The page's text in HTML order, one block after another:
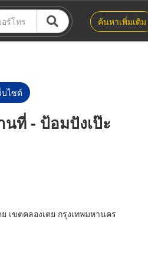
ค้นหาเพิ่มเติม
ไซต์
ที่ - ป้อมปังเป๊ะ
เขตคลองเตย กรุงเทพมหานคร